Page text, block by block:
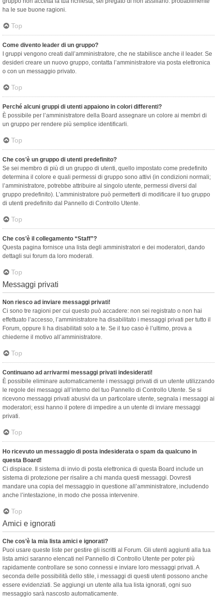
ha le sue buone ragioni.
Top
Come divento leader di un gruppo?
I gruppi vengono creati dall’amministratore, che ne stabilisce anche il leader. Se
desideri creare un nuovo gruppo, contatta l’amministratore via posta elettronica
o con un messaggio privato.
Top
Perché alcuni gruppi di utenti appaiono in colori differenti?
È possibile per l’amministratore della Board assegnare un colore ai membri di
un gruppo per rendere più semplice identificarli.
Top
Che cos’è un gruppo di utenti predefinito?
Se sei membro di più di un gruppo di utenti, quello impostato come predefinito
determina il colore e quali permessi di gruppo sono attivi (in condizioni normali;
l’amministratore, potrebbe attribuire al singolo utente, permessi diversi dal
gruppo predefinito). L’amministratore può permetterti di modificare il tuo gruppo
di utenti predefinito dal Pannello di Controllo Utente.
Top
Che cos’è il collegamento “Staff”?
Questa pagina fornisce una lista degli amministratori e dei moderatori, dando
dettagli sui forum da loro moderati.
Top
Messaggi privati
Non riesco ad inviare messaggi privati!
Ci sono tre ragioni per cui questo può accadere: non sei registrato o non hai
effettuato l’accesso, l’amministratore ha disabilitato i messaggi privati per tutto il
Forum, oppure li ha disabilitati solo a te. Se il tuo caso è l’ultimo, prova a
chiederne il motivo all’amministratore.
Top
Continuano ad arrivarmi messaggi privati indesiderati!
È possibile eliminare automaticamente i messaggi privati ​​di un utente utilizzando
le regole dei messaggi all’interno del tuo Pannello di Controllo Utente. Se si
ricevono messaggi privati ​​abusivi da un particolare utente, segnala i messaggi ai
moderatori; essi hanno il potere di impedire a un utente di inviare messaggi
privati​​.
Top
Ho ricevuto un messaggio di posta indesiderata o spam da qualcuno in
questa Board!
Ci dispiace. Il sistema di invio di posta elettronica di questa Board include un
sistema di protezione per risalire a chi manda questi messaggi. Dovresti
mandare una copia del messaggio in questione all’amministratore, includendo
anche l’intestazione, in modo che possa intervenire.
Top
Amici e ignorati
Che cos’è la mia lista amici e ignorati?
Puoi usare queste liste per gestire gli iscritti al Forum. Gli utenti aggiunti alla tua
lista amici saranno elencati nel Pannello di Controllo Utente per poter più
rapidamente controllare se sono connessi e inviare loro messaggi privati. A
seconda delle possibilità dello stile, i messaggi di questi utenti possono anche
essere evidenziati. Se aggiungi un utente alla tua lista ignorati, ogni suo
messaggio sarà nascosto automaticamente.